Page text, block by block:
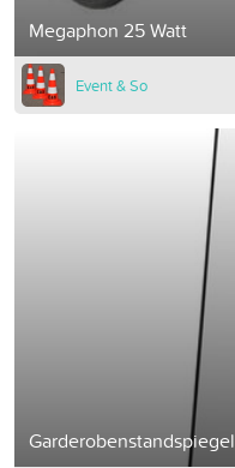
Megaphon 25 Watt
Event & So
Garderobenstandspiegel